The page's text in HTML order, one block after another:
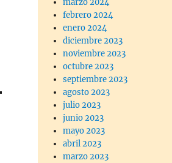
marzo 2024
febrero 2024
enero 2024
diciembre 2023
noviembre 2023
octubre 2023
septiembre 2023
agosto 2023
julio 2023
junio 2023
mayo 2023
abril 2023
marzo 2023